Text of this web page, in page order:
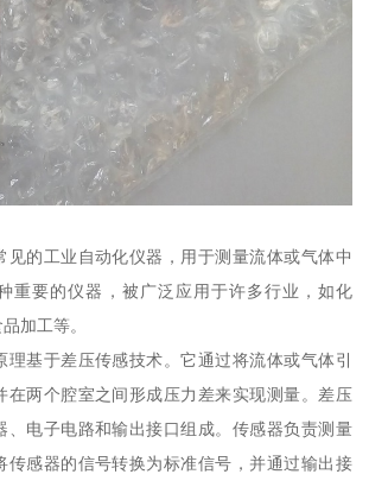
见的工业自动化仪器，用于测量流体或气体中
重要的仪器，被广泛应用于许多行业，如化
加工等。
理基于差压传感技术。它通过将流体或气体引
在两个腔室之间形成压力差来实现测量。差压
、电子电路和输出接口组成。传感器负责测量
传感器的信号转换为标准信号，并通过输出接